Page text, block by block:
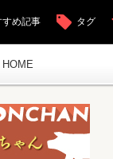
HOME
すめ記事 タグ